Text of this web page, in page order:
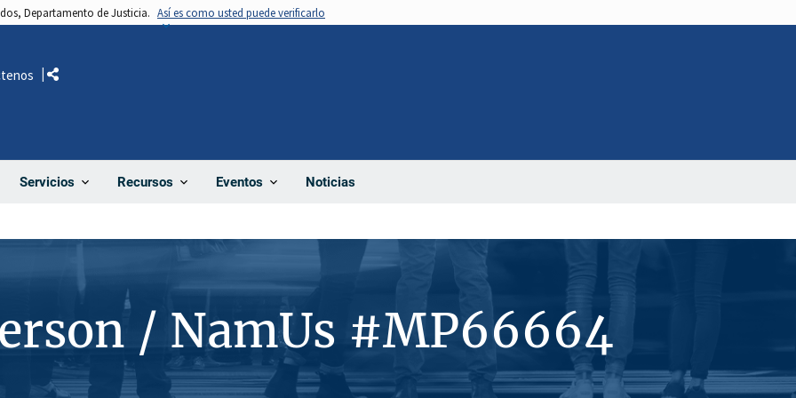
Departamento de Justicia. Así es como usted puede verificarlo
Servicios Recursos Eventos Noticias
Comparte
/ NamUs #MP66664